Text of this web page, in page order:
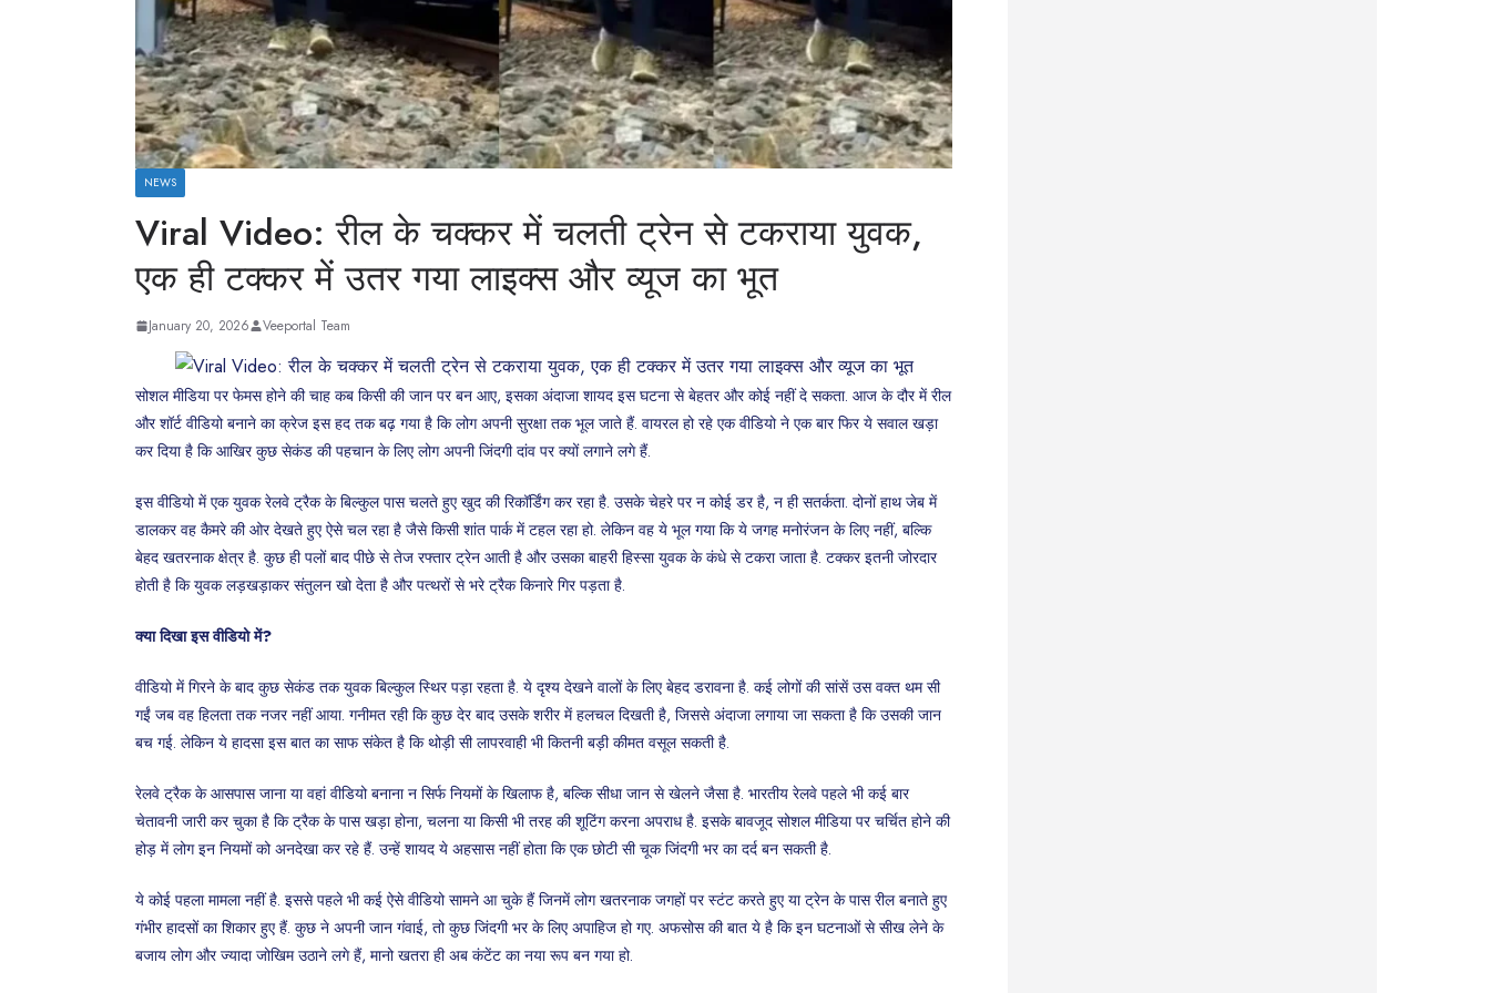
NEWS
Viral Video: रील के चक्कर में चलती ट्रेन से टकराया युवक,
एक ही टक्कर में उतर गया लाइक्स और व्यूज का भूत
January 20, 2026 Veeportal Team
सोशल मीडिया पर फेमस होने की चाह कब किसी की जान पर बन आए, इसका अंदाजा शायद इस घटना से बेहतर और कोई नहीं दे सकता. आज के दौर में रील
और शॉर्ट वीडियो बनाने का क्रेज इस हद तक बढ़ गया है कि लोग अपनी सुरक्षा तक भूल जाते हैं. वायरल हो रहे एक वीडियो ने एक बार फिर ये सवाल खड़ा
कर दिया है कि आखिर कुछ सेकंड की पहचान के लिए लोग अपनी जिंदगी दांव पर क्यों लगाने लगे हैं.
इस वीडियो में एक युवक रेलवे ट्रैक के बिल्कुल पास चलते हुए खुद की रिकॉर्डिंग कर रहा है. उसके चेहरे पर न कोई डर है, न ही सतर्कता. दोनों हाथ जेब में
डालकर वह कैमरे की ओर देखते हुए ऐसे चल रहा है जैसे किसी शांत पार्क में टहल रहा हो. लेकिन वह ये भूल गया कि ये जगह मनोरंजन के लिए नहीं, बल्कि
बेहद खतरनाक क्षेत्र है. कुछ ही पलों बाद पीछे से तेज रफ्तार ट्रेन आती है और उसका बाहरी हिस्सा युवक के कंधे से टकरा जाता है. टक्कर इतनी जोरदार
होती है कि युवक लड़खड़ाकर संतुलन खो देता है और पत्थरों से भरे ट्रैक किनारे गिर पड़ता है.
क्या दिखा इस वीडियो में?
वीडियो में गिरने के बाद कुछ सेकंड तक युवक बिल्कुल स्थिर पड़ा रहता है. ये दृश्य देखने वालों के लिए बेहद डरावना है. कई लोगों की सांसें उस वक्त थम सी
गईं जब वह हिलता तक नजर नहीं आया. गनीमत रही कि कुछ देर बाद उसके शरीर में हलचल दिखती है, जिससे अंदाजा लगाया जा सकता है कि उसकी जान
बच गई. लेकिन ये हादसा इस बात का साफ संकेत है कि थोड़ी सी लापरवाही भी कितनी बड़ी कीमत वसूल सकती है.
रेलवे ट्रैक के आसपास जाना या वहां वीडियो बनाना न सिर्फ नियमों के खिलाफ है, बल्कि सीधा जान से खेलने जैसा है. भारतीय रेलवे पहले भी कई बार
चेतावनी जारी कर चुका है कि ट्रैक के पास खड़ा होना, चलना या किसी भी तरह की शूटिंग करना अपराध है. इसके बावजूद सोशल मीडिया पर चर्चित होने की
होड़ में लोग इन नियमों को अनदेखा कर रहे हैं. उन्हें शायद ये अहसास नहीं होता कि एक छोटी सी चूक जिंदगी भर का दर्द बन सकती है.
ये कोई पहला मामला नहीं है. इससे पहले भी कई ऐसे वीडियो सामने आ चुके हैं जिनमें लोग खतरनाक जगहों पर स्टंट करते हुए या ट्रेन के पास रील बनाते हुए
गंभीर हादसों का शिकार हुए हैं. कुछ ने अपनी जान गंवाई, तो कुछ जिंदगी भर के लिए अपाहिज हो गए. अफसोस की बात ये है कि इन घटनाओं से सीख लेने के
बजाय लोग और ज्यादा जोखिम उठाने लगे हैं, मानो खतरा ही अब कंटेंट का नया रूप बन गया हो.